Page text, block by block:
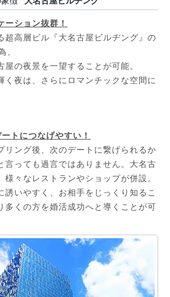
ション抜群！
超高層ビル『大名古屋ビルヂング』の
、
屋の夜景を一望することが可能。
く夜は、さらにロマンチックな空間に
トにつなげやすい！
リング後、次のデートに繋げられるか
言っても過言ではありません。大名古
様々なレストランやショップが併設。
誘いやすく、お相手をじっくり知るこ
多くの方を婚活成功へと導くことが可